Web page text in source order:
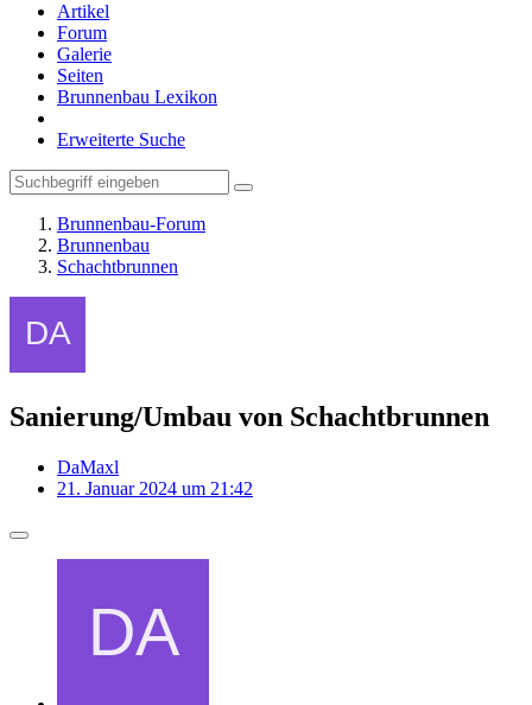
Artikel
Forum
Galerie
Seiten
Brunnenbau Lexikon
Erweiterte Suche
Brunnenbau-Forum
Brunnenbau
Schachtbrunnen
Sanierung/Umbau von Schachtbrunnen
DaMaxl
21. Januar 2024 um 21:42